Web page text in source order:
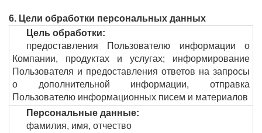
6. Цели обработки персональных данных
Цель обработки:
предоставления Пользователю информации о
Компании, продуктах и услугах; информирование
Пользователя и предоставления ответов на запросы
о дополнительной информации, отправка
Пользователю информационных писем и материалов
Персональные данные:
фамилия, имя, отчество